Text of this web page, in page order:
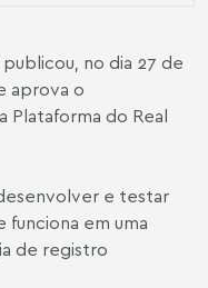
no dia 27 de
aprova o
Plataforma do Real
e testar
funciona em uma
de registro